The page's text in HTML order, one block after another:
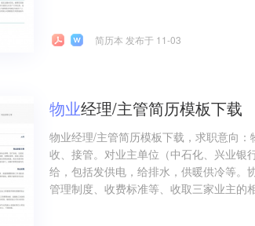
简历本 发布于 11-03
物业经理/主管简历模板下载
物业经理/主管简历模板下载，求职意向
收、接管。对业主单位（中石化、兴业银
给，包括发供电，给排水，供暖供冷等。
管理制度、收费标准等、收取三家业主的